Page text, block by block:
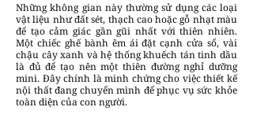
Những không gian này thường sử dụng các loại
vật liệu như đất sét, thạch cao hoặc gỗ nhạt màu
để tạo cảm giác gần gũi nhất với thiên nhiên.
Một chiếc ghế bành êm ái đặt cạnh cửa sổ, vài
chậu cây xanh và hệ thống khuếch tán tinh dầu
là đủ để tạo nên một thiên đường nghỉ dưỡng
mini. Đây chính là minh chứng cho việc thiết kế
nội thất đang chuyển mình để phục vụ sức khỏe
toàn diện của con người.